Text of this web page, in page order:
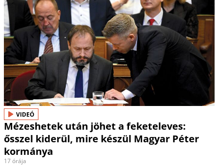
VIDEÓ
Mézeshetek után jöhet a feketeleves:
ősszel kiderül, mire készül Magyar Péter
kormánya
17 órája